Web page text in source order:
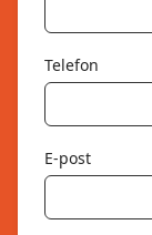
Telefon
E-post